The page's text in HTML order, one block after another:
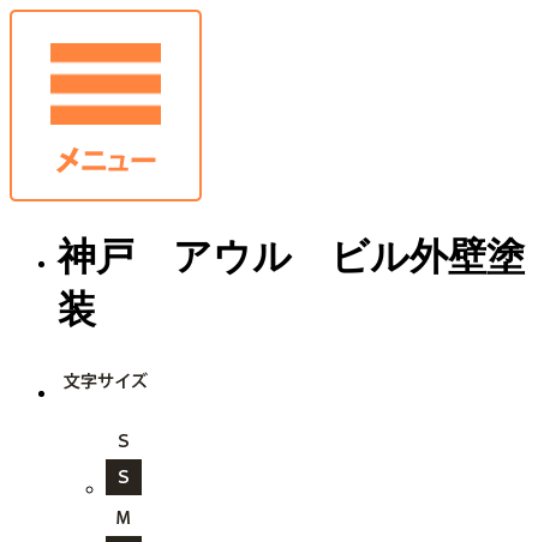
神戸 アウル ビル外壁塗
装